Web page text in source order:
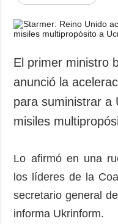
Política
Economía
Sociedad y
Cultura
Deportes
Crimen
emergencias
ADICIONAL
Podcasts
Publicaciones
El primer ministro
anunció la
para suministrar a
misiles
Lo afirmó en una
los líderes de la
secretario general
informa Ukrinform.